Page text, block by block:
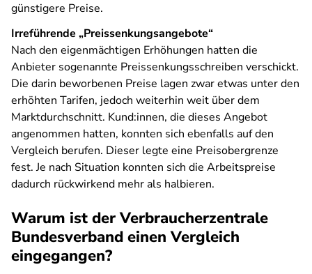
günstigere Preise.
Irreführende „Preissenkungsangebote“
Nach den eigenmächtigen Erhöhungen hatten die
Anbieter sogenannte Preissenkungsschreiben verschickt.
Die darin beworbenen Preise lagen zwar etwas unter den
erhöhten Tarifen, jedoch weiterhin weit über dem
Marktdurchschnitt. Kund:innen, die dieses Angebot
angenommen hatten, konnten sich ebenfalls auf den
Vergleich berufen. Dieser legte eine Preisobergrenze
fest. Je nach Situation konnten sich die Arbeitspreise
dadurch rückwirkend mehr als halbieren.
Warum ist der Verbraucherzentrale
Bundesverband einen Vergleich
eingegangen?